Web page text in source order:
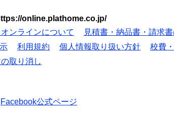
online.plathome.co.jp/
ンラインについて 見積書・納品書・請求
利用規約 個人情報取り扱い方針 校費
取り消し
Facebook公式ページ